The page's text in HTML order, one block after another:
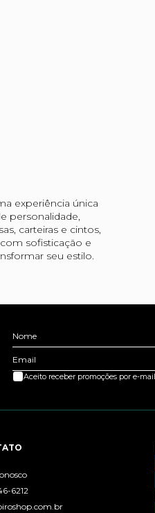
experiência única
personalidade,
carteiras e cintos,
sofisticação e
seu estilo.
Nome
Email
Aceito receber promoções por e-mail
6212